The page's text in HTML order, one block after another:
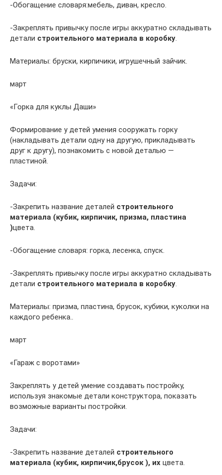
-Обогащение словаря:мебель, диван, кресло.
-Закреплять привычку после игры аккуратно складывать
детали строительного материала в коробку.
Материалы: бруски, кирпичики, игрушечный зайчик.
март
«Горка для куклы Даши»
Формирование у детей умения сооружать горку
(накладывать детали одну на другую, прикладывать
друг к другу), познакомить с новой деталью —
пластиной.
Задачи:
-Закрепить название деталей строительного
материала (кубик, кирпичик, призма, пластина
)цвета.
-Обогащение словаря: горка, лесенка, спуск.
-Закреплять привычку после игры аккуратно складывать
детали строительного материала в коробку.
Материалы: призма, пластина, брусок, кубики, куколки на
каждого ребенка..
март
«Гараж с воротами»
Закреплять у детей умение создавать постройку,
используя знакомые детали конструктора, показать
возможные варианты постройки.
Задачи:
-Закрепить название деталей строительного
материала (кубик, кирпичик,брусок ), их цвета.